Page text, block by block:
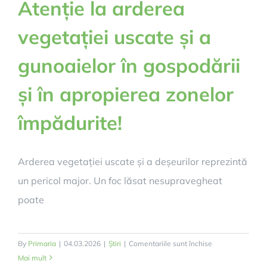
Atenție la arderea
vegetației uscate și a
gunoaielor în gospodării
și în apropierea zonelor
împădurite!
Arderea vegetației uscate și a deșeurilor reprezintă
un pericol major. Un foc lăsat nesupravegheat
poate
By Primaria | 04.03.2026 | Știri | Comentariile sunt închise
Mai mult